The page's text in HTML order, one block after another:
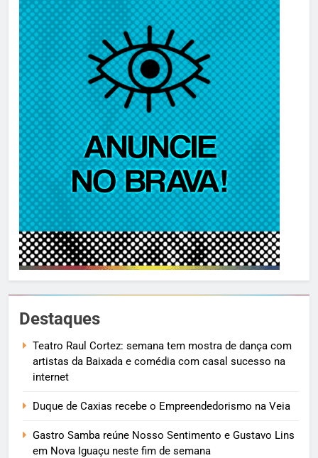
Destaques
Teatro Raul Cortez: semana tem mostra de dança com
artistas da Baixada e comédia com casal sucesso na
internet
Duque de Caxias recebe o Empreendedorismo na Veia
Gastro Samba reúne Nosso Sentimento e Gustavo Lins
em Nova Iguaçu neste fim de semana